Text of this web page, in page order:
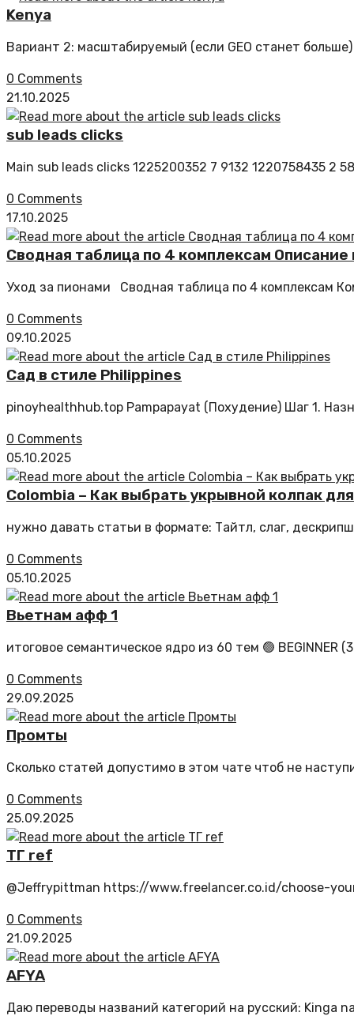
Kenya
Вариант 2: масштабируемый (если GEO станет
0 Comments
21.10.2025
sub leads clicks
Main sub leads clicks 1225200352 7 9132 1220758435 2
0 Comments
17.10.2025
Сводная таблица по 4 комплексам Описание
Уход за пионами Сводная таблица по 4 комплексам
0 Comments
09.10.2025
Сад в стиле Philippines
pinoyhealthhub.top Pampapayat (Похудение) Шаг 1.
0 Comments
05.10.2025
Colombia – Как выбрать укрывной колпак
нужно давать статьи в формате: Тайтл, слаг,
0 Comments
05.10.2025
Вьетнам афф 1
итоговое семантическое ядро из 60 тем 🟢 BEGINNER
0 Comments
29.09.2025
Промты
Сколько статей допустимо в этом чате чтоб не
0 Comments
25.09.2025
ТГ ref
@Jeffrypittman https://www.freelancer.co.id/choose-your-
0 Comments
21.09.2025
AFYA
Даю переводы названий категорий на русский: Kinga